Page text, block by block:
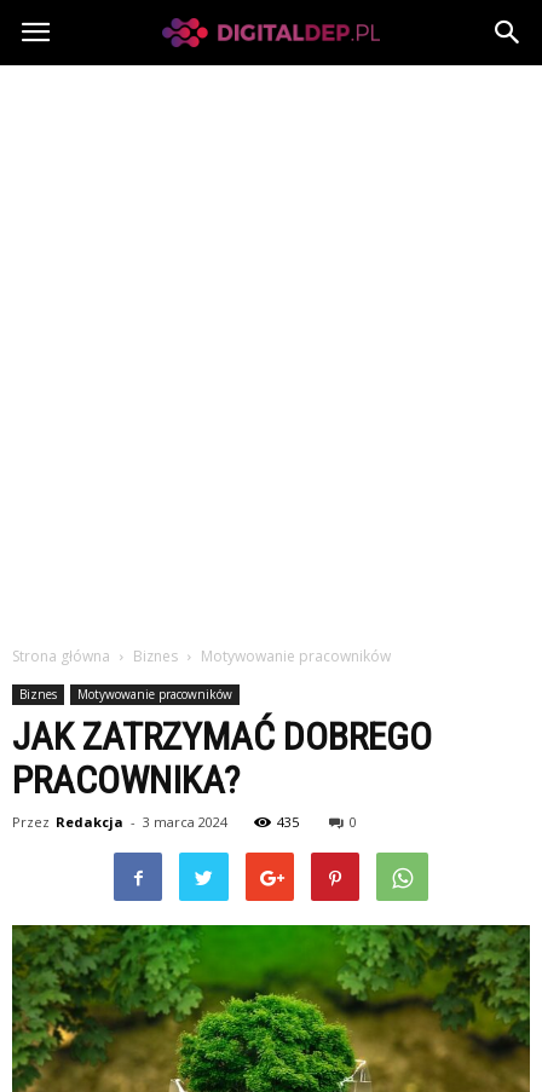
Digitaldep.pl
Strona główna Biznes Motywowanie pracowników
Biznes Motywowanie pracowników
JAK ZATRZYMAĆ DOBREGO
PRACOWNIKA?
Przez Redakcja - 3 marca 2024 435 0